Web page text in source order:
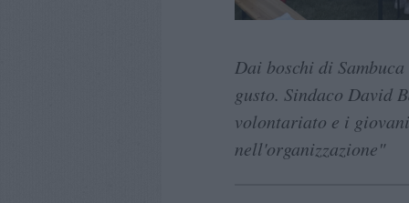
Dai boschi di
gusto. Sindaco David
volontariato e i
nell'organizzazione"